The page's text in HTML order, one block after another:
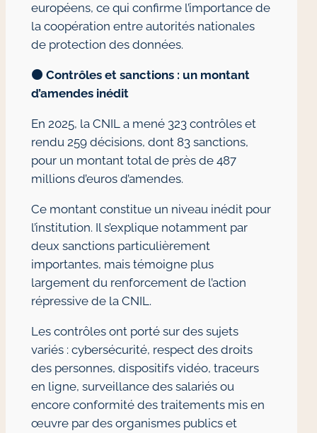
européens, ce qui confirme l’importance de
la coopération entre autorités nationales
de protection des données.
🟠 Contrôles et sanctions : un montant
d’amendes inédit
En 2025, la CNIL a mené 323 contrôles et
rendu 259 décisions, dont 83 sanctions,
pour un montant total de près de 487
millions d’euros d’amendes.
Ce montant constitue un niveau inédit pour
l’institution. Il s’explique notamment par
deux sanctions particulièrement
importantes, mais témoigne plus
largement du renforcement de l’action
répressive de la CNIL.
Les contrôles ont porté sur des sujets
variés : cybersécurité, respect des droits
des personnes, dispositifs vidéo, traceurs
en ligne, surveillance des salariés ou
encore conformité des traitements mis en
œuvre par des organismes publics et